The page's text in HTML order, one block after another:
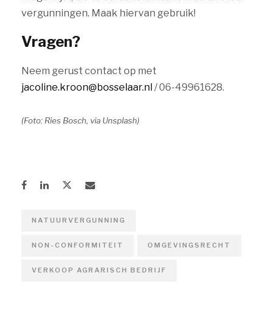
vergunningen. Maak hiervan gebruik!
Vragen?
Neem gerust contact op met
jacoline.kroon@bosselaar.nl/ 06-49961628.
(Foto: Ries Bosch, via Unsplash)
NATUURVERGUNNING
NON-CONFORMITEIT OMGEVINGSRECHT
VERKOOP AGRARISCH BEDRIJF